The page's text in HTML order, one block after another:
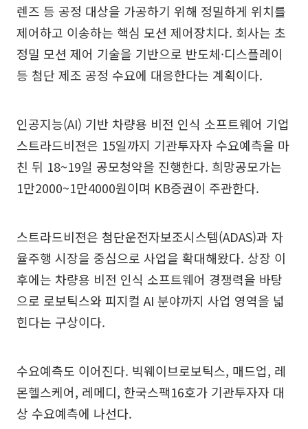
렌즈 등 공정 대상을 가공하기 위해 정밀하게 위치를
제어하고 이송하는 핵심 모션 제어장치다. 회사는 초
정밀 모션 제어 기술을 기반으로 반도체·디스플레이
등 첨단 제조 공정 수요에 대응한다는 계획이다.
인공지능(AI) 기반 차량용 비전 인식 소프트웨어 기업
스트라드비젼은 15일까지 기관투자자 수요예측을 마
친 뒤 18~19일 공모청약을 진행한다. 희망공모가는
1만2000~1만4000원이며 KB증권이 주관한다.
스트라드비젼은 첨단운전자보조시스템(ADAS)과 자
율주행 시장을 중심으로 사업을 확대해왔다. 상장 이
후에는 차량용 비전 인식 소프트웨어 경쟁력을 바탕
으로 로보틱스와 피지컬 AI 분야까지 사업 영역을 넓
힌다는 구상이다.
수요예측도 이어진다. 빅웨이브로보틱스, 매드업, 레
몬헬스케어, 레메디, 한국스팩16호가 기관투자자 대
상 수요예측에 나선다.